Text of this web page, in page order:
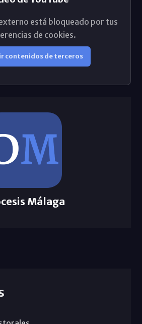
está bloqueado por tus
de cookies.
contenidos de terceros
Málaga